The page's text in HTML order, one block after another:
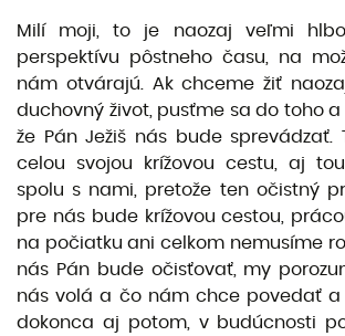
Milí moji, to je naozaj veľmi
perspektívu pôstneho času, na
nám otvárajú. Ak chceme žiť
duchovný život, pusťme sa do toho
že Pán Ježiš nás bude sprevádzať.
celou svojou krížovou cestu, aj
spolu s nami, pretože ten očistný
pre nás bude krížovou cestou,
na počiatku ani celkom nemusíme
nás Pán bude očisťovať, my
nás volá a čo nám chce povedať
dokonca aj potom, v budúcnosti